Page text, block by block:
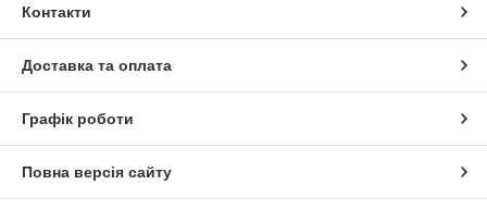
Контакти
Доставка та оплата
Графік роботи
Повна версія сайту